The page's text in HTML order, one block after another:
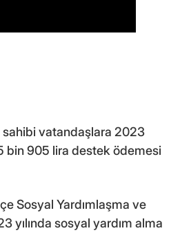
vatandaşlara 2023
bin 905 lira destek ödemesi
Sosyal Yardımlaşma ve
yılında sosyal yardım alma